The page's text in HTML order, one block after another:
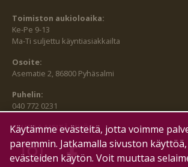
Toimiston aukioloaika:
Ke-Pe 9-13
Ma-Ti suljettu käyntiasiakkailta
Osoite:
Asematie 2, 86800 Pyhäsalmi
Puhelin:
040 772 0231
SEURAA MEITÄ MYÖS:
Käytämme evästeitä, jotta voimme
paremmin. Jatkamalla sivuston
evästeiden käytön. Voit muuttaa